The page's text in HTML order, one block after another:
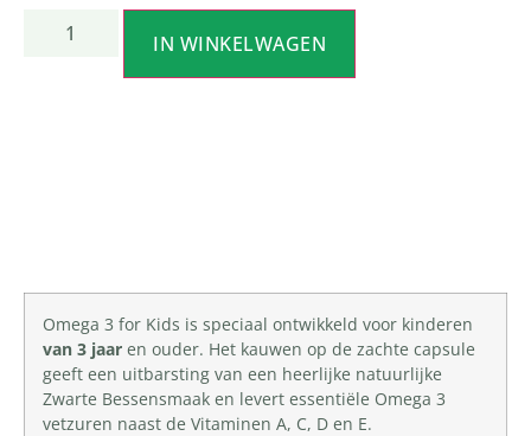
IN WINKELWAGEN
Omega 3 for Kids is speciaal ontwikkeld voor kinderen
van 3 jaar en ouder. Het kauwen op de zachte capsule
geeft een uitbarsting van een heerlijke natuurlijke
Zwarte Bessensmaak en levert essentiële Omega 3
vetzuren naast de Vitaminen A, C, D en E.